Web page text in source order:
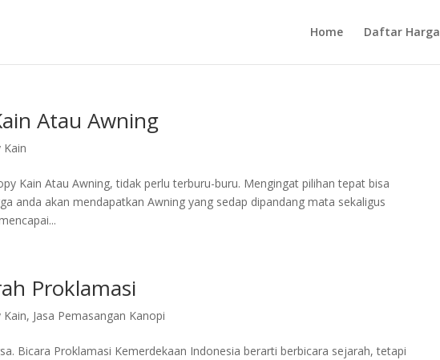
Home Daftar Harga
Atau Awning
Kain
Kain Atau Awning, tidak perlu terburu-buru. Mengingat pilihan tepat bisa
anda akan mendapatkan Awning yang sedap dipandang mata sekaligus
Proklamasi
Kain, Jasa Pemasangan Kanopi
Bicara Proklamasi Kemerdekaan Indonesia berarti berbicara sejarah, tetapi